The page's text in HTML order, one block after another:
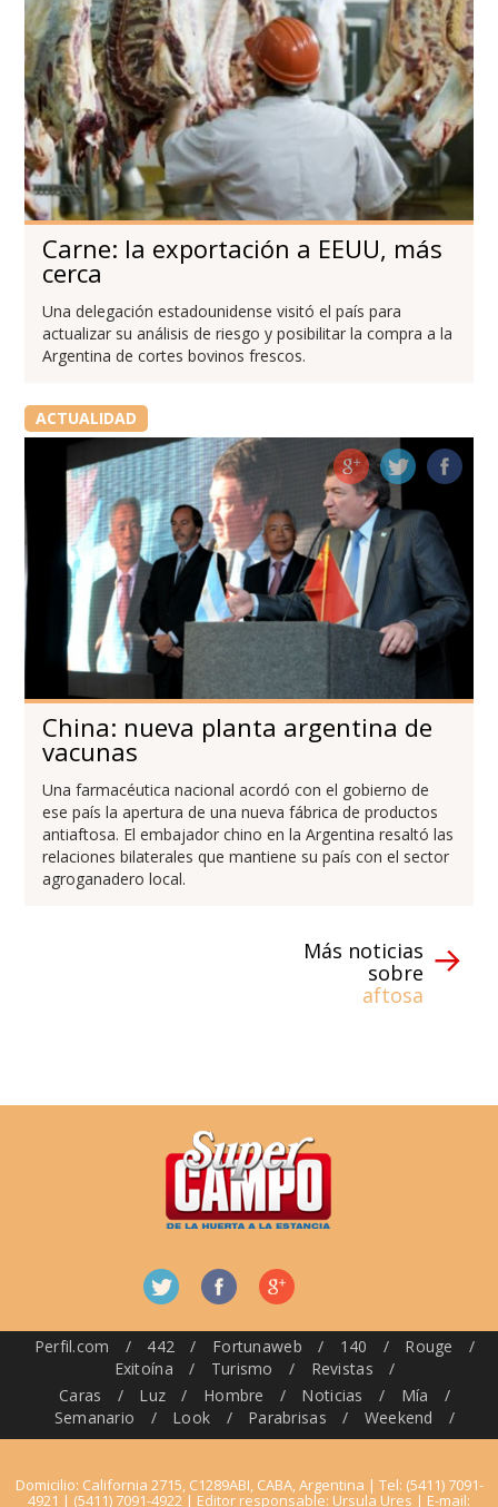
Carne: la exportación a EEUU, más
cerca
Una delegación estadounidense visitó el país para
actualizar su análisis de riesgo y posibilitar la compra a la
Argentina de cortes bovinos frescos.
ACTUALIDAD
China: nueva planta argentina de
vacunas
Una farmacéutica nacional acordó con el gobierno de
ese país la apertura de una nueva fábrica de productos
antiaftosa. El embajador chino en la Argentina resaltó las
relaciones bilaterales que mantiene su país con el sector
agroganadero local.
Más noticias
sobre
aftosa
Perfil.com / 442 / Fortunaweb / 140 / Rouge
/
Exitoína
/ Turismo / Revistas
/
Caras
/ Luz / Hombre / Noticias / Mía
/
Semanario
/ Look / Parabrisas / Weekend /
Domicilio: California 2715, C1289ABI, CABA, Argentina | Tel: (5411) 7091-
4921 | (5411) 7091-4922 | Editor responsable: Ursula Ures | E-mail: